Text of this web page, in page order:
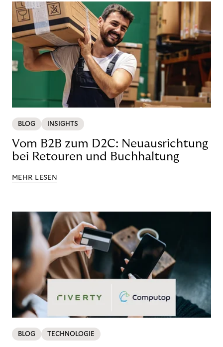
BLOG INSIGHTS
Vom B2B zum D2C: Neuausrichtung
bei Retouren und Buchhaltung
MEHR LESEN
BLOG TECHNOLOGIE